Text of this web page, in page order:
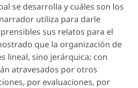
se desarrolla y cuáles son los
utiliza para darle
sus relatos para el
que la organización de
lineal, sino jerárquica; con
atravesados por otros
por evaluaciones, por